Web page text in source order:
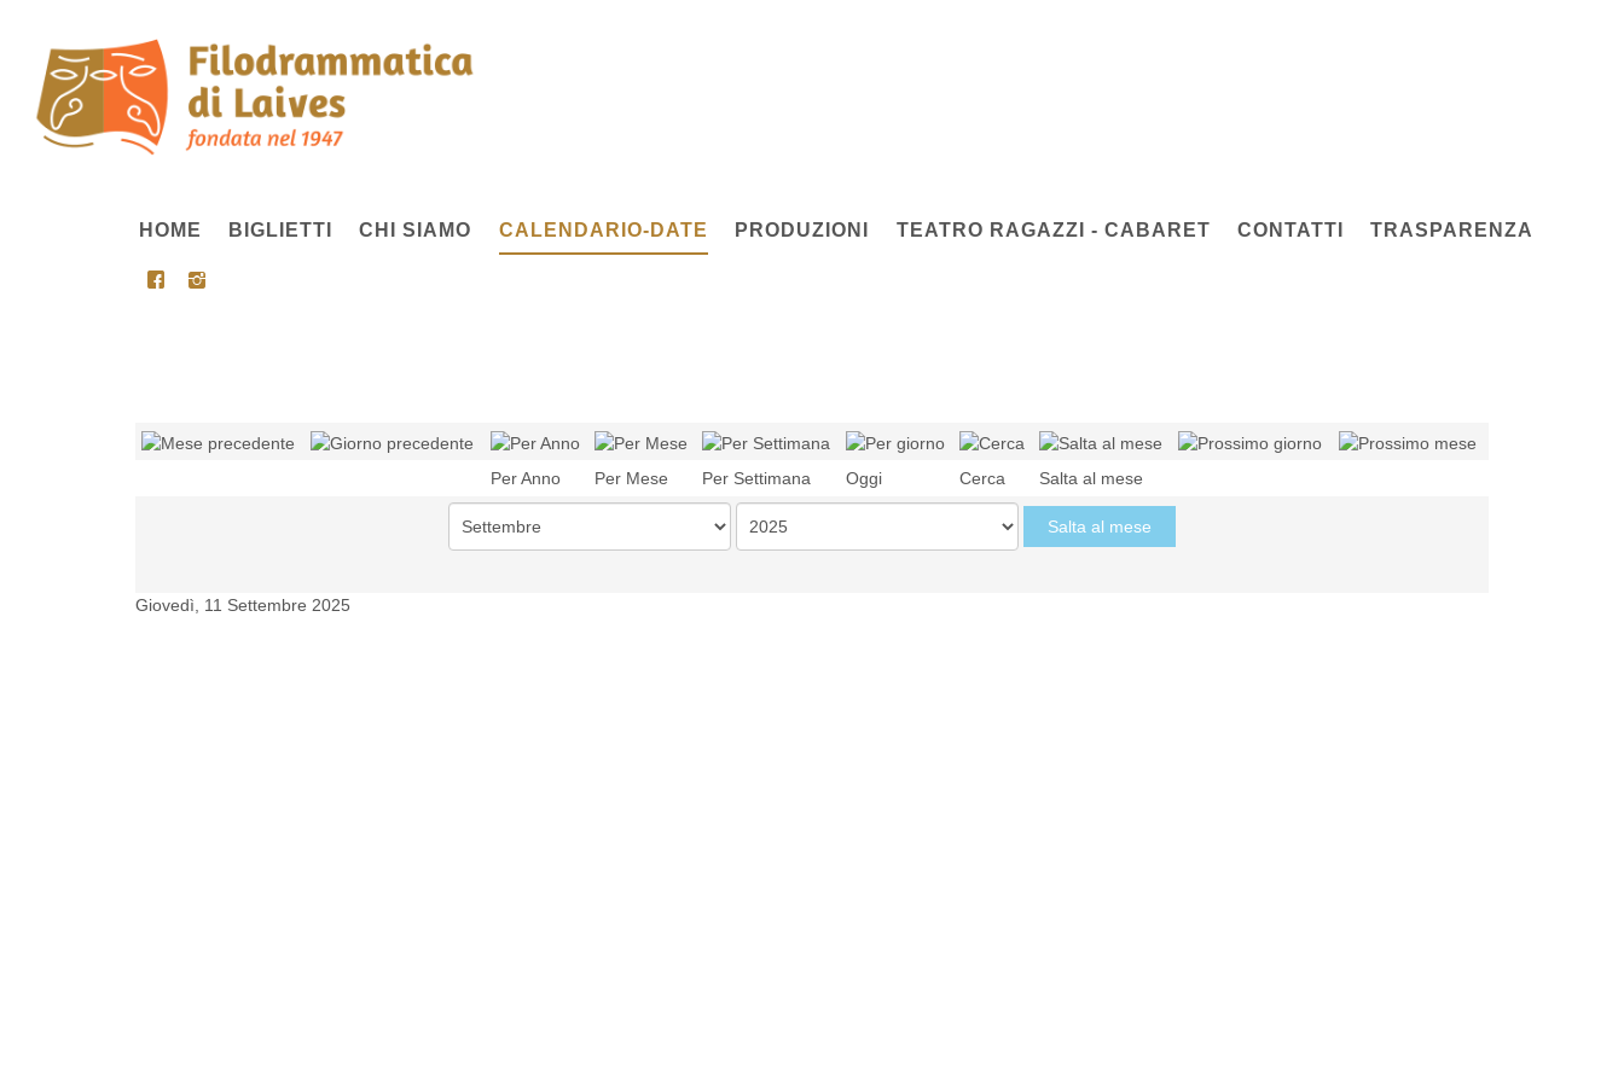
HOME BIGLIETTI CHI SIAMO CALENDARIO-DATE PRODUZIONI TEATRO RAGAZZI - CABARET CONTATTI TRASPARENZA
Per Anno Per Mese Per Settimana Oggi Cerca Salta al mese
Salta al mese
Giovedì, 11 Settembre 2025